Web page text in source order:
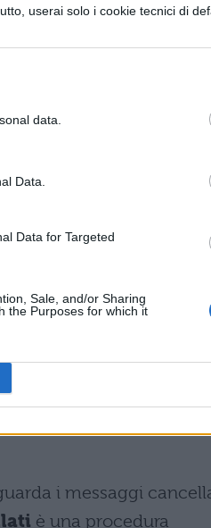
userai solo i cookie tecnici di
data.
Data.
Data for Targeted
Sale, and/or Sharing
the Purposes for which it
dal vostro
vi sarà capitato di
semplici passaggi vi
archiviate
finché non
COME
i messaggi
è una procedura